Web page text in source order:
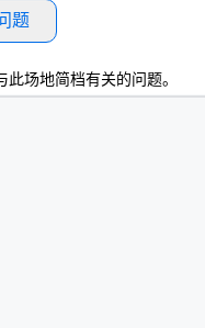
题
此场地简档有关的问题。